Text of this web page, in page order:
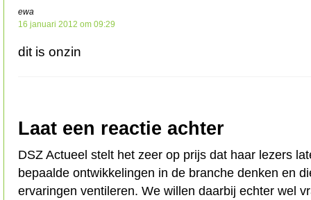
ewa
16 januari 2012 om 09:29
dit is onzin
Laat een reactie achter
DSZ Actueel stelt het zeer op prijs dat haar lezers
bepaalde ontwikkelingen in de branche denken en
ervaringen ventileren. We willen daarbij echter wel